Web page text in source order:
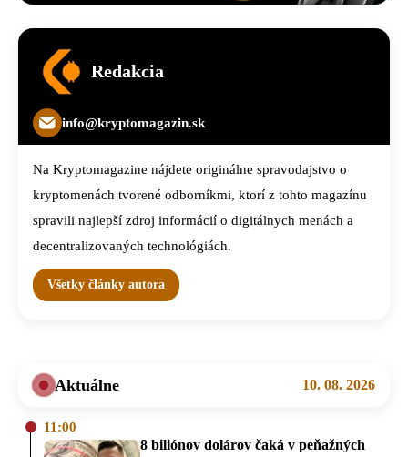
Redakcia
info@kryptomagazin.sk
Na Kryptomagazine nájdete originálne spravodajstvo o
kryptomenách tvorené odborníkmi, ktorí z tohto magazínu
spravili najlepší zdroj informácií o digitálnych menách a
decentralizovaných technológiách.
Všetky články autora
Aktuálne 10. 08. 2026
11:00
8 biliónov dolárov čaká v peňažných